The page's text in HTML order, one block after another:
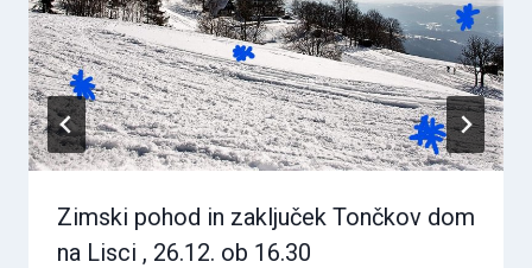
Zimski pohod in zaključek Tončkov dom
na Lisci , 26.12. ob 16.30